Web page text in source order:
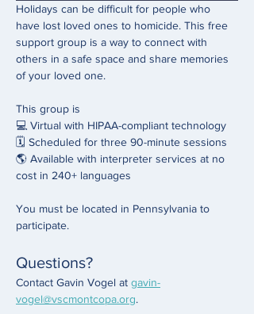
Holidays can be difficult for people who
have lost loved ones to homicide. This free
support group is a way to connect with
others in a safe space and share memories
of your loved one.
This group is
💻 Virtual with HIPAA-compliant technology
🗓️ Scheduled for three 90-minute sessions
🌎 Available with interpreter services at no
cost in 240+ languages
You must be located in Pennsylvania to
participate.
Questions?
Contact Gavin Vogel at gavin-
vogel@vscmontcopa.org.